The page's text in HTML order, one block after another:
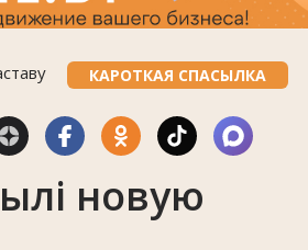
КАРОТКАЯ СПАСЫЛКА
новую